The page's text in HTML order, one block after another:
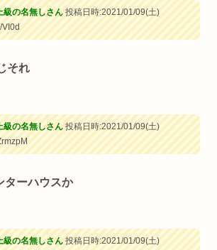
級の名無しさん投稿日時:2021/01/09(土)
VI0d
それ
級の名無しさん投稿日時:2021/01/09(土)
ターハウスか
級の名無しさん投稿日時:2021/01/09(土)